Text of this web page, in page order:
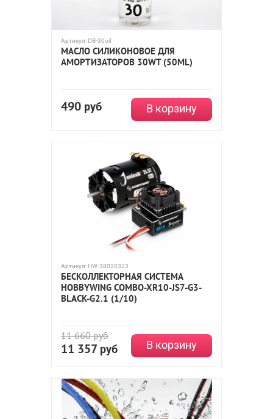
Артикул: DB-30oil
МАСЛО СИЛИКОНОВОЕ ДЛЯ
АМОРТИЗАТОРОВ 30WT (50ML)
490 руб В корзину
Артикул: HW-38020323
БЕСКОЛЛЕКТОРНАЯ СИСТЕМА
HOBBYWING COMBO-XR10-JS7-G3-
BLACK-G2.1 (1/10)
11 660руб
11 357 руб В корзину